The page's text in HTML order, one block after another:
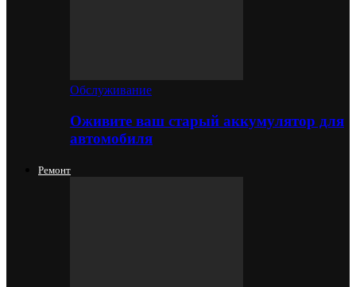
Обслуживание
Оживите ваш старый аккумулятор для
автомобиля
Ремонт